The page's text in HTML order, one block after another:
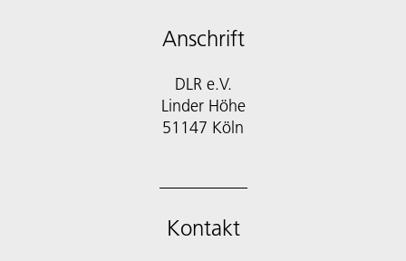
Anschrift
DLR e.V.
Linder Höhe
51147 Köln
Kontakt